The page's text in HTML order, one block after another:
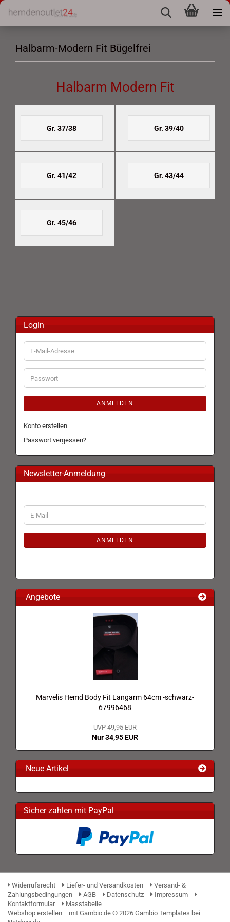
Halbarm-Modern Fit Bügelfrei
Halbarm Modern Fit
Gr. 37/38 Gr. 39/40
Gr. 41/42 Gr. 43/44
Gr. 45/46
Login
E-
Mail-
Adresse
Passwort
ANMELDEN
Konto erstellen
Passwort vergessen?
Newsletter-Anmeldung
WEITER
ZUR
E-
Mail
ANMELDEN
Angebote
Marvelis Hemd Body Fit Langarm 64cm -schwarz-
67996468
UVP 49,95 EUR
Nur 34,95 EUR
Neue Artikel
Sicher zahlen mit PayPal
Widerrufsrecht Liefer- und Versandkosten
Versand- &
Zahlungsbedingungen
AGB Datenschutz
Impressum
Kontaktformular
Masstabelle
Webshop erstellen
mit Gambio.de © 2026 Gambio Templates bei